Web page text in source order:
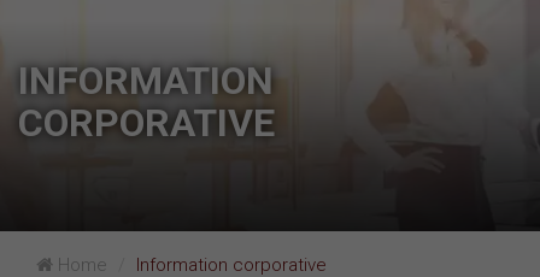
INFORMATION
CORPORATIVE
Home Information corporative